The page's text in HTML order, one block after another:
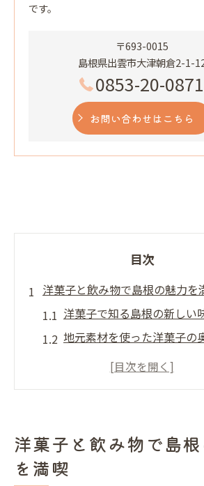
です。
〒693-0015
島根県出雲市大津朝倉2-1-
0853-20-0871
お問い合わせはこちら
目次
洋菓子と飲み物で島根の魅力を
洋菓子で知る島根の新しい
地元素材を使った洋菓子の
洋菓子と相性抜群な飲み物
洋菓子好き必見の島根カフ
ン
洋菓子と飲み物で島
を満喫